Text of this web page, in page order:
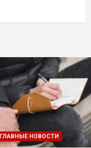
ГЛАВНЫЕ НОВОСТИ